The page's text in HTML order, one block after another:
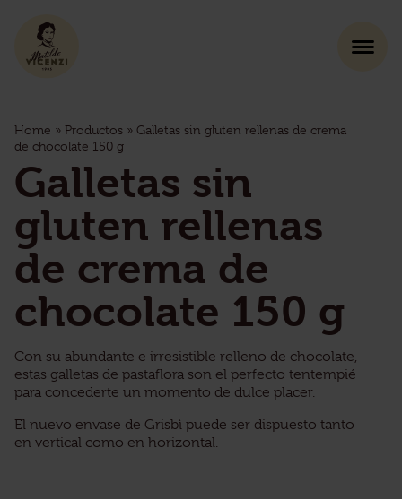
Home » Productos » Galletas sin gluten rellenas de crema
de chocolate 150 g
Galletas sin
gluten rellenas
de crema de
chocolate 150 g
Con su abundante e irresistible relleno de chocolate,
estas galletas de pastaflora son el perfecto tentempié
para concederte un momento de dulce placer.
El nuevo envase de Grisbì puede ser dispuesto tanto
en vertical como en horizontal.